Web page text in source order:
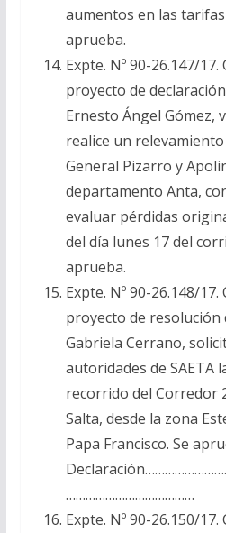
aumentos en las tarifas
aprueba.
Expte. Nº 90-26.147/
proyecto de
Ernesto Ángel Gómez,
realice un
General Pizarro y
departamento Anta,
evaluar pérdidas
del día lunes 17 del
aprueba.
Expte. Nº 90-26.148/
proyecto de resolución
Gabriela Cerrano,
autoridades de SAETA
recorrido del Corredor
Salta, desde la zona
Papa Francisco. Se
…………………………………
Expte. Nº 90-26.150/